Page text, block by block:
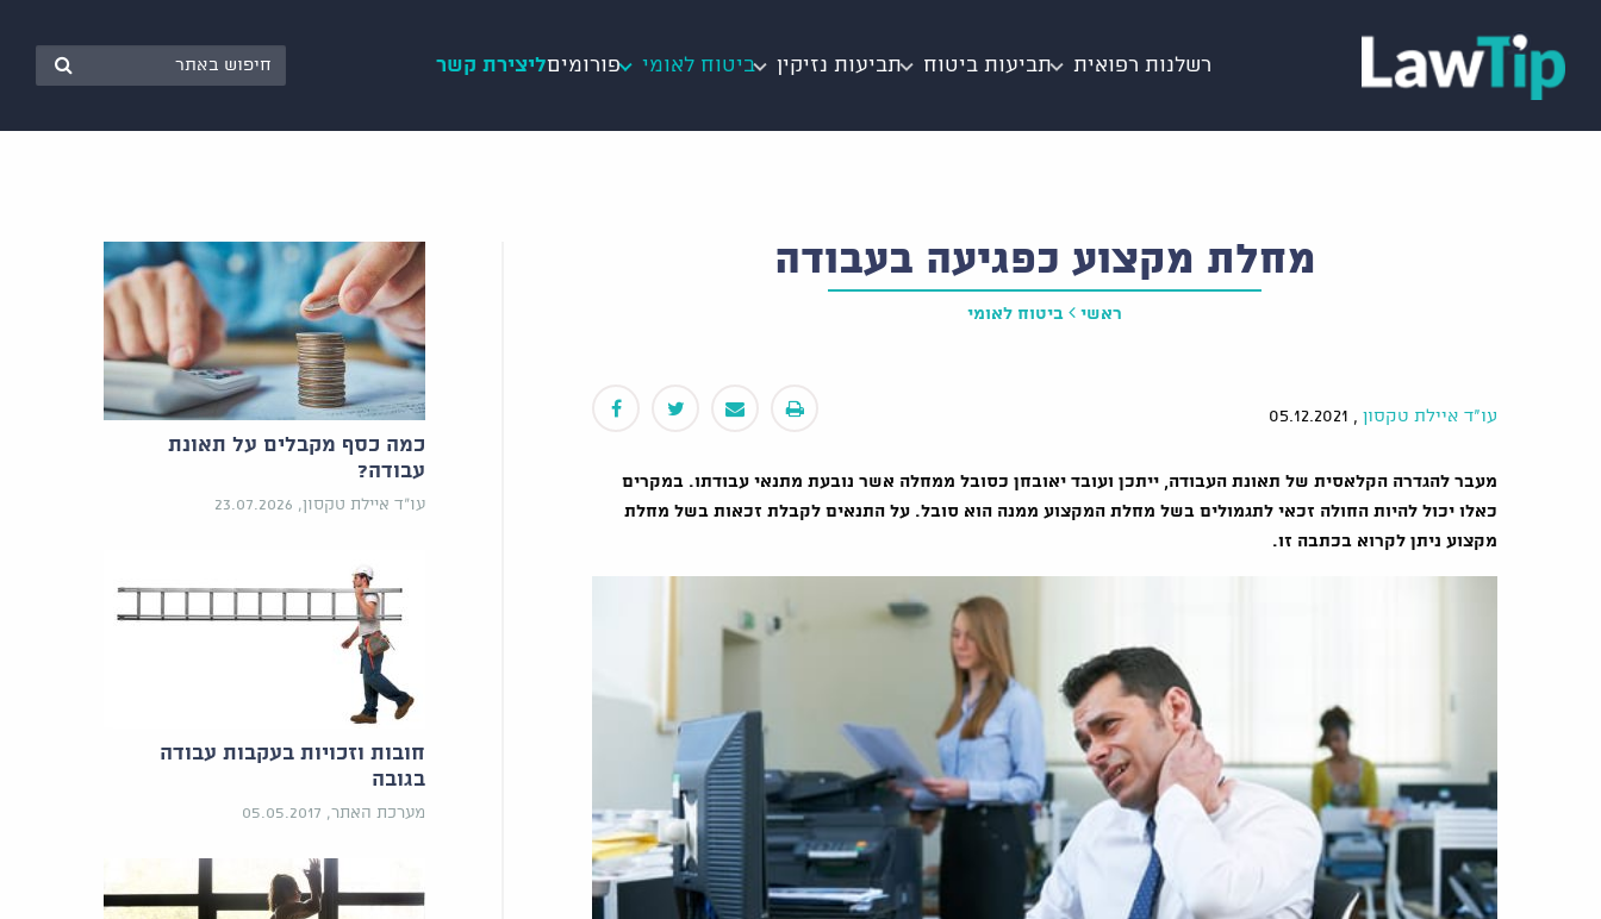
רשלנות רפואית תביעות ביטוח תביעות נזיקין ביטוח לאומי פורומיםליצירת קשר
מחלת מקצוע כפגיעה בעבודה
ראשי ביטוח לאומי
עו"ד איילת טקסון ,
05.12.2021
מעבר להגדרה הקלאסית של תאונת העבודה, ייתכן ועובד יאובחן כסובל ממחלה אשר נובעת מתנאי עבודתו. במקרים
כאלו יכול להיות החולה זכאי לתגמולים בשל מחלת המקצוע ממנה הוא סובל. על התנאים לקבלת זכאות בשל מחלת
מקצוע ניתן לקרוא בכתבה זו.
כמה כסף מקבלים על תאונת
עבודה?
עו"ד איילת טקסון, 23.07.2026
חובות וזכויות בעקבות עבודה
בגובה
מערכת האתר, 05.05.2017